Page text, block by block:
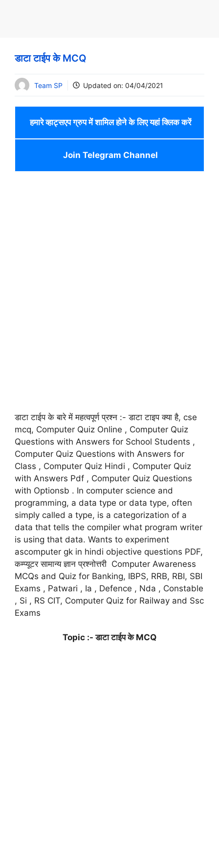
डाटा टाईप के MCQ
Team SP Updated on: 04/04/2021
हमारे व्हाट्सएप ग्रुप में शामिल होने के लिए यहां क्लिक करें
Join Telegram Channel
डाटा टाईप के बारे में महत्वपूर्ण प्रश्न :- डाटा टाइप क्या है, cse
mcq, Computer Quiz Online , Computer Quiz
Questions with Answers for School Students ,
Computer Quiz Questions with Answers for
Class , Computer Quiz Hindi , Computer Quiz
with Answers Pdf , Computer Quiz Questions
with Optionsb . In computer science and
programming, a data type or data type, often
simply called a type, is a categorization of a
data that tells the compiler what program writer
is using that data. Wants to experiment
ascomputer gk in hindi objective questions PDF,
कम्प्यूटर सामान्य ज्ञान प्रश्नोत्तरी Computer Awareness
MCQs and Quiz for Banking, IBPS, RRB, RBI, SBI
Exams , Patwari , Ia , Defence , Nda , Constable
, Si , RS CIT, Computer Quiz for Railway and Ssc
Exams
Topic :- डाटा टाईप के MCQ